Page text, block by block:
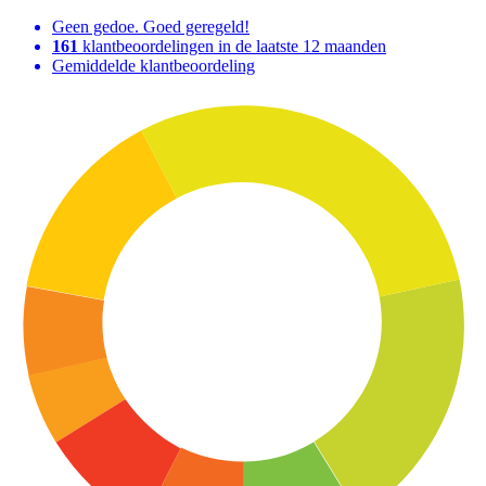
Geen gedoe. Goed geregeld!
161 klantbeoordelingen in de laatste 12 maanden
Gemiddelde klantbeoordeling